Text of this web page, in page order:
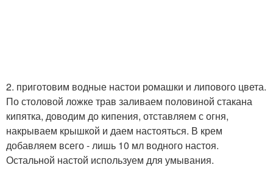
2. приготовим водные настои ромашки и липового цвета.
По столовой ложке трав заливаем половиной стакана
кипятка, доводим до кипения, отставляем с огня,
накрываем крышкой и даем настояться. В крем
добавляем всего - лишь 10 мл водного настоя.
Остальной настой используем для умывания.